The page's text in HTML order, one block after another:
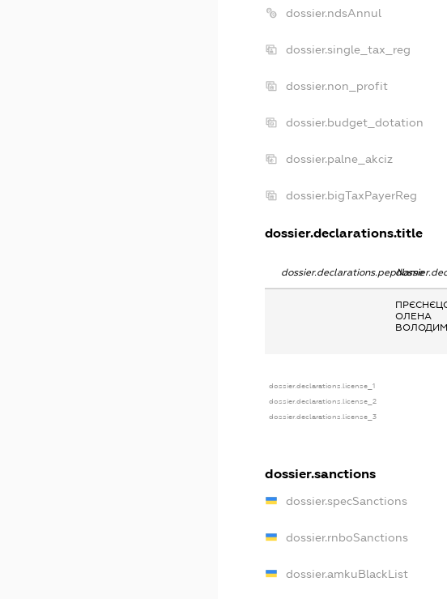
dossier.ndsAnnul
dossier.single_tax_reg
dossier.non_profit
dossier.budget_dotation
dossier.palne_akciz
dossier.bigTaxPayerReg
dossier.declarations.title
dossier.declarations.pepName
ОЛЕНА
dossier.declarations.license_1
dossier.declarations.license_2
dossier.declarations.license_3
dossier.sanctions
dossier.specSanctions
dossier.rnboSanctions
dossier.amkuBlackList